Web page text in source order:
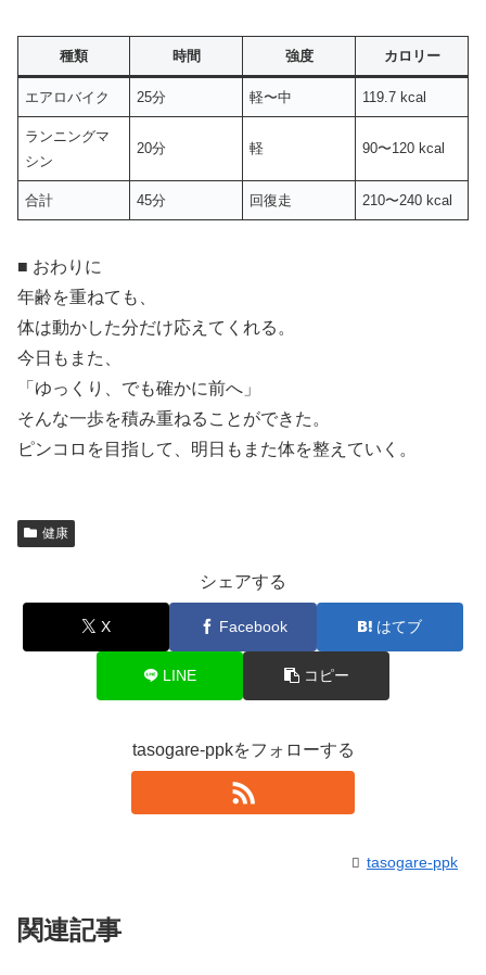
種類 時間 強度 カロリー
エアロバイク 25分 軽〜中 119.7 kcal
ランニングマ
シン
20分 軽 90〜120 kcal
合計 45分 回復走 210〜240 kcal
■ おわりに
年齢を重ねても、
体は動かした分だけ応えてくれる。
今日もまた、
「ゆっくり、でも確かに前へ」
そんな一歩を積み重ねることができた。
ピンコロを目指して、明日もまた体を整えていく。
健康
シェアする
X Facebook はてブ
LINE コピー
tasogare-ppkをフォローする
tasogare-ppk
関連記事